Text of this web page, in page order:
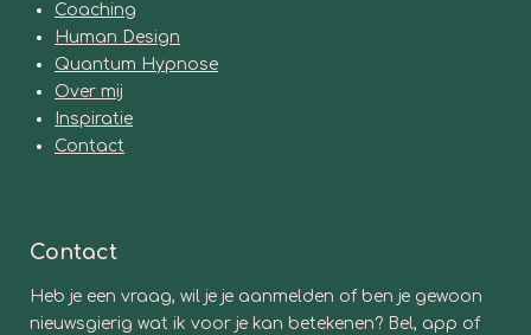
Coaching
Human Design
Quantum Hypnose
Over mij
Inspiratie
Contact
Contact
Heb je een vraag, wil je je aanmelden of ben je gewoon
nieuwsgierig wat ik voor je kan betekenen? Bel, app of